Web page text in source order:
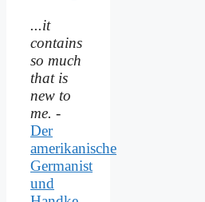
...it
contains
so much
that is
new to
me. -
Der
amerikanische
Germanist
und